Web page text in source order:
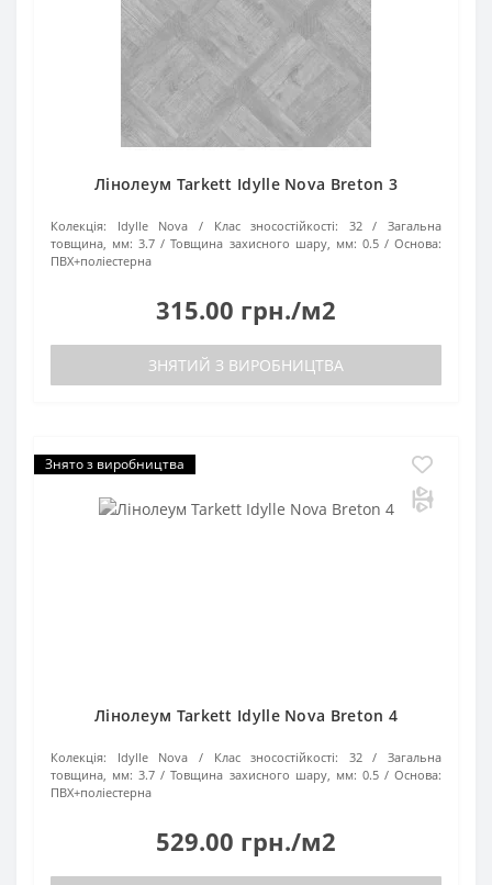
Лінолеум Tarkett Idylle Nova Breton 3
Колекція: Idylle Nova Клас зносостійкості: 32
Загальна
товщина, мм: 3.7 Товщина захисного шару, мм: 0.5
Основа:
ПВХ+поліестерна
315.00 грн./м2
ЗНЯТИЙ З ВИРОБНИЦТВА
Знято з виробництва
Лінолеум Tarkett Idylle Nova Breton 4
Колекція: Idylle Nova Клас зносостійкості: 32
Загальна
товщина, мм: 3.7 Товщина захисного шару, мм: 0.5
Основа:
ПВХ+поліестерна
529.00 грн./м2